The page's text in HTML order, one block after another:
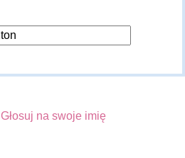
Głosuj na swoje imię